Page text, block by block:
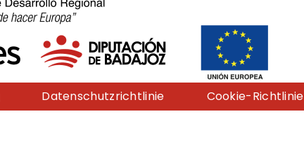
Datenschutzrichtlinie Cookie-Richtlinie